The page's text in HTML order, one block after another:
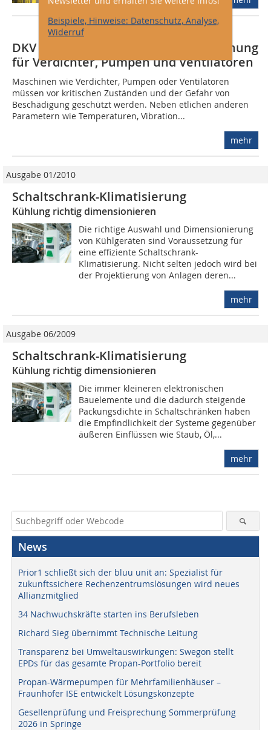
Beispiele, Hinweise: Datenschutz, Analyse,
Widerruf
DKV Online-Vortrag: Phasenüberwachung
für Verdichter, Pumpen und Ventilatoren
Maschinen wie Verdichter, Pumpen oder Ventilatoren
müssen vor kritischen Zuständen und der Gefahr von
Beschädigung geschützt werden. Neben etlichen anderen
Parametern wie Temperaturen, Vibration...
mehr
Ausgabe 01/2010
Schaltschrank-Klimatisierung
Kühlung richtig dimensionieren
Die richtige Auswahl und Dimensionierung
von Kühlgeräten sind Voraussetzung für
eine effiziente Schaltschrank-
Klimatisierung. Nicht selten jedoch wird bei
der Projektierung von Anlagen deren...
mehr
Ausgabe 06/2009
Schaltschrank-Klimatisierung
Kühlung richtig dimensionieren
Die immer kleineren elektronischen
Bauelemente und die dadurch steigende
Packungsdichte in Schaltschränken haben
die Empfindlichkeit der Systeme gegenüber
äußeren Einflüssen wie Staub, Öl,...
mehr
News
Prior1 schließt sich der bluu unit an: Spezialist für
zukunftssichere Rechenzentrumslösungen wird neues
Allianzmitglied
34 Nachwuchskräfte starten ins Berufsleben
Richard Sieg übernimmt Technische Leitung
Transparenz bei Umweltauswirkungen: Swegon stellt
EPDs für das gesamte Propan-Portfolio bereit
Propan-Wärmepumpen für Mehrfamilienhäuser –
Fraunhofer ISE entwickelt Lösungskonzepte
Gesellenprüfung und Freisprechung Sommerprüfung
2026 in Springe